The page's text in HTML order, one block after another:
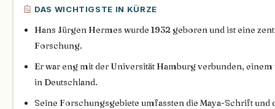
DAS WICHTIGSTE IN KÜRZE
Hans Jürgen Hermes wurde 1932 geboren und ist eine
Forschung.
Er war eng mit der Universität Hamburg verbunden,
in Deutschland.
Seine Forschungsgebiete umfassten die Maya-Schrift und